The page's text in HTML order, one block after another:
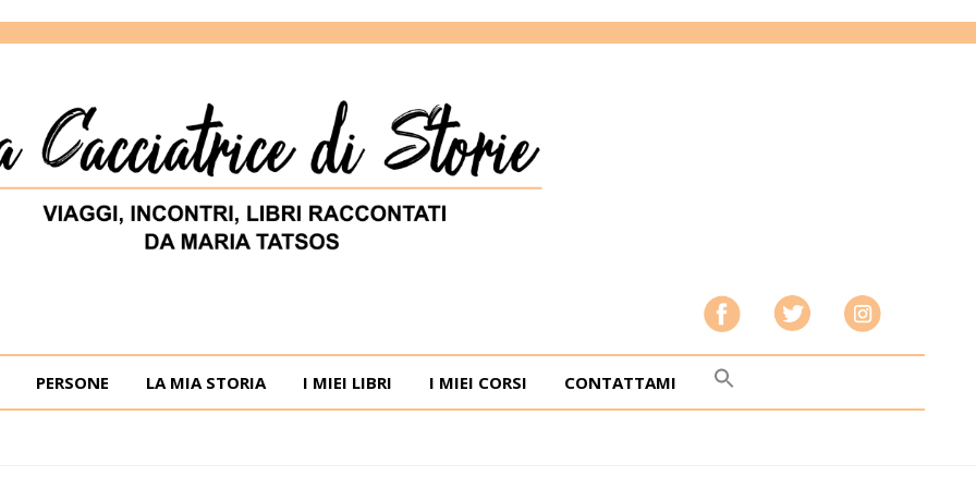
TATSOS
PERSONE LA MIA STORIA I MIEI LIBRI I MIEI CORSI CONTATTAMI